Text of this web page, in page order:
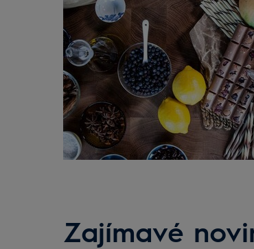
Zajímavé